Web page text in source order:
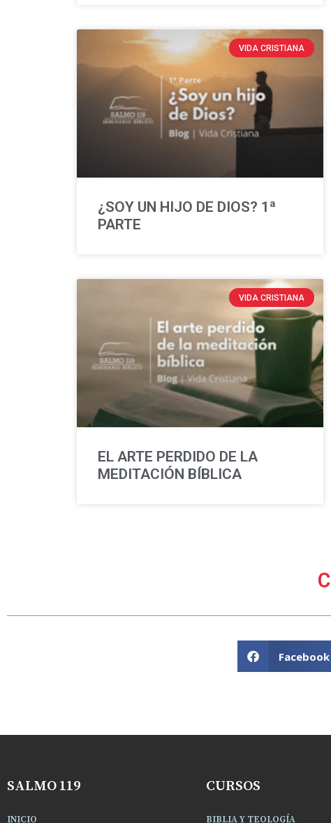
VIDA CRISTIANA
¿SOY UN HIJO DE DIOS? 1ª
PARTE
VIDA CRISTIANA
EL ARTE PERDIDO DE LA
MEDITACIÓN BÍBLICA
Facebook
SALMO 119
INICIO
CURSOS
BIBLIA Y TEOLOGÍA